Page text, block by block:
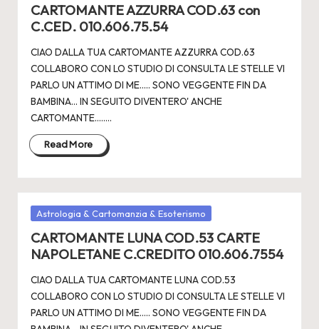
CARTOMANTE AZZURRA COD.63 con
C.CED. 010.606.75.54
CIAO DALLA TUA CARTOMANTE AZZURRA COD.63
COLLABORO CON LO STUDIO DI CONSULTA LE STELLE VI
PARLO UN ATTIMO DI ME..... SONO VEGGENTE FIN DA
BAMBINA... IN SEGUITO DIVENTERO' ANCHE
CARTOMANTE.....…
Read More
Posted
Astrologia & Cartomanzia & Esoterismo
CARTOMANTE LUNA COD.53 CARTE
NAPOLETANE C.CREDITO 010.606.7554
CIAO DALLA TUA CARTOMANTE LUNA COD.53
COLLABORO CON LO STUDIO DI CONSULTA LE STELLE VI
PARLO UN ATTIMO DI ME..... SONO VEGGENTE FIN DA